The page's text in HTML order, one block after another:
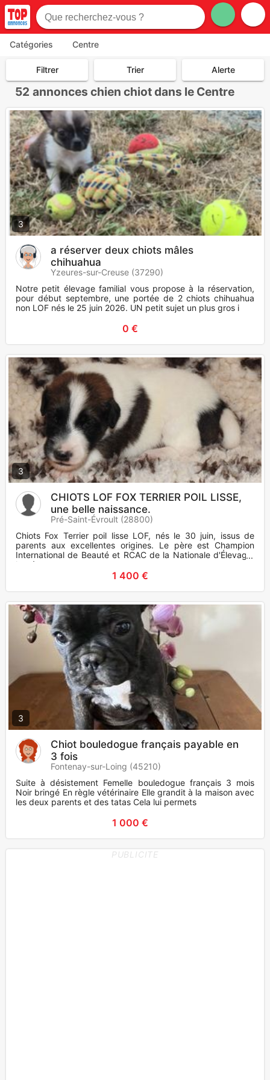
Catégories Centre
Filtrer Trier Alerte
52 annonces chien chiot dans le Centre
3
a réserver deux chiots mâles
chihuahua
Yzeures-sur-Creuse (37290)
Notre petit élevage familial vous propose à la réservation,
pour début septembre, une portée de 2 chiots chihuahua
non LOF nés le 25 juin 2026. UN petit sujet un plus gros i
0 €
3
CHIOTS LOF FOX TERRIER POIL LISSE,
une belle naissance.
Pré-Saint-Évroult (28800)
Chiots Fox Terrier poil lisse LOF, nés le 30 juin, issus de
parents aux excellentes origines. Le père est Champion
International de Beauté et RCAC de la Nationale d'Élevage,
la mè
1 400 €
3
Chiot bouledogue français payable en
3 fois
Fontenay-sur-Loing (45210)
Suite à désistement Femelle bouledogue français 3 mois
Noir bringé En règle vétérinaire Elle grandit à la maison avec
les deux parents et des tatas Cela lui permets
1 000 €
PUBLICITE